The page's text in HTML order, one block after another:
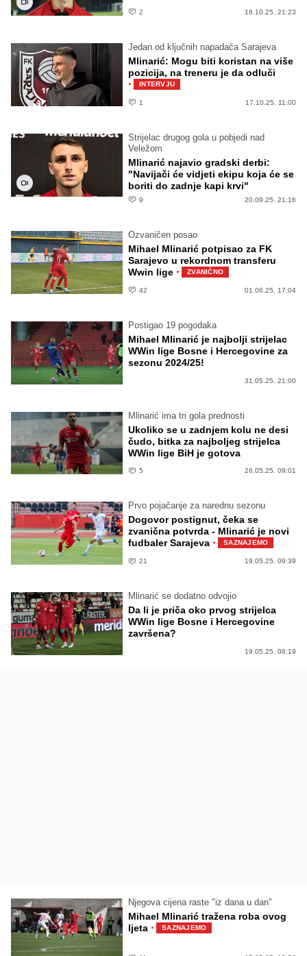
2 18.10.25. 21:23
Jedan od ključnih napadača Sarajeva
Mlinarić: Mogu biti koristan na više
pozicija, na treneru je da odluči
· INTERVJU
1 17.10.25. 11:00
Strijelac drugog gola u pobjedi nad
Veležom
Mlinarić najavio gradski derbi:
"Navijači će vidjeti ekipu koja će se
boriti do zadnje kapi krvi"
9 20.09.25. 21:16
Ozvaničen posao
Mihael Mlinarić potpisao za FK
Sarajevo u rekordnom transferu
Wwin lige · ZVANIČNO
42 01.06.25. 17:04
Postigao 19 pogodaka
Mihael Mlinarić je najbolji strijelac
WWin lige Bosne i Hercegovine za
sezonu 2024/25!
31.05.25. 21:00
Mlinarić ima tri gola prednosti
Ukoliko se u zadnjem kolu ne desi
čudo, bitka za najboljeg strijelca
WWin lige BiH je gotova
5 26.05.25. 09:01
Prvo pojačanje za narednu sezonu
Dogovor postignut, čeka se
zvanična potvrda - Mlinarić je novi
fudbaler Sarajeva · SAZNAJEMO
21 19.05.25. 09:39
Mlinarić se dodatno odvojio
Da li je priča oko prvog strijelca
WWin lige Bosne i Hercegovine
završena?
19.05.25. 08:19
Njegova cijena raste "iz dana u dan"
Mihael Mlinarić tražena roba ovog
ljeta · SAZNAJEMO